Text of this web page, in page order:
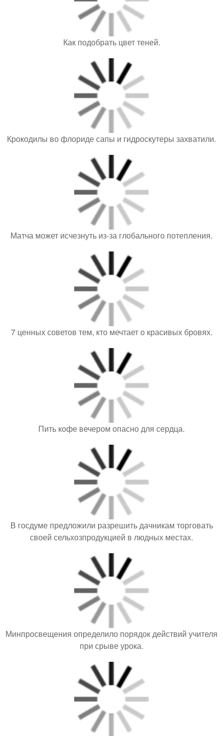
Как подобрать цвет теней.
Крокодилы во флориде сапы и гидроскутеры захватили.
Матча может исчезнуть из-за глобального потепления.
7 ценных советов тем, кто мечтает о красивых бровях.
Пить кофе вечером опасно для сердца.
В госдуме предложили разрешить дачникам торговать
своей сельхозпродукцией в людных местах.
Минпросвещения определило порядок действий учителя
при срыве урока.